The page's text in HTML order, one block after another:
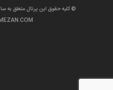
© کلیه حقوق این پرتال متعلق به